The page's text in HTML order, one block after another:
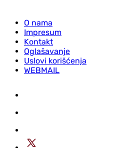
O nama
Impresum
Kontakt
Oglašavanje
Uslovi korišćenja
WEBMAIL